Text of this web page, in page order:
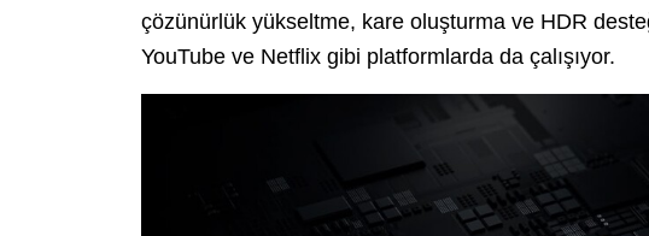
çözünürlük yükseltme, kare oluşturma ve HDR
YouTube ve Netflix gibi platformlarda da çalışıyor.